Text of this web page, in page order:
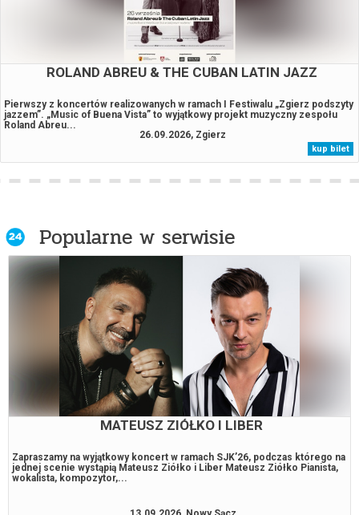
ROLAND ABREU & THE CUBAN LATIN JAZZ
Pierwszy z koncertów realizowanych w ramach I Festiwalu „Zgierz podszyty
jazzem”. „Music of Buena Vista” to wyjątkowy projekt muzyczny zespołu
Roland Abreu...
26.09.2026, Zgierz
kup bilet
Popularne w serwisie
MATEUSZ ZIÓŁKO I LIBER
Zapraszamy na wyjątkowy koncert w ramach SJK’26, podczas którego na
jednej scenie wystąpią Mateusz Ziółko i Liber Mateusz Ziółko Pianista,
wokalista, kompozytor,...